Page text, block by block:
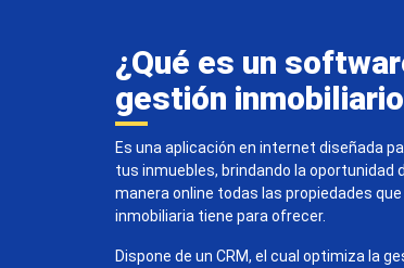
¿Qué es un
gestión
Es una aplicación en internet diseñada
tus inmuebles, brindando la oportunidad
manera online todas las propiedades
inmobiliaria tiene para ofrecer.
Dispone de un CRM, el cual optimiza la